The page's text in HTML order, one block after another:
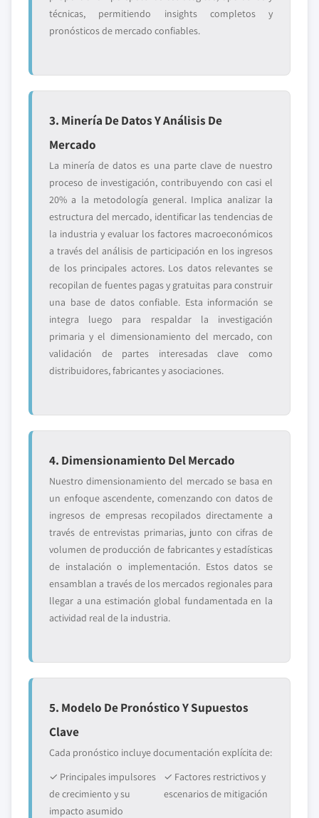
técnicas, permitiendo insights completos y
pronósticos de mercado confiables.
3. Minería De Datos Y Análisis De
Mercado
La minería de datos es una parte clave de nuestro
proceso de investigación, contribuyendo con casi el
20% a la metodología general. Implica analizar la
estructura del mercado, identificar las tendencias de
la industria y evaluar los factores macroeconómicos
a través del análisis de participación en los ingresos
de los principales actores. Los datos relevantes se
recopilan de fuentes pagas y gratuitas para construir
una base de datos confiable. Esta información se
integra luego para respaldar la investigación
primaria y el dimensionamiento del mercado, con
validación de partes interesadas clave como
distribuidores, fabricantes y asociaciones.
4. Dimensionamiento Del Mercado
Nuestro dimensionamiento del mercado se basa en
un enfoque ascendente, comenzando con datos de
ingresos de empresas recopilados directamente a
través de entrevistas primarias, junto con cifras de
volumen de producción de fabricantes y estadísticas
de instalación o implementación. Estos datos se
ensamblan a través de los mercados regionales para
llegar a una estimación global fundamentada en la
actividad real de la industria.
5. Modelo De Pronóstico Y Supuestos
Clave
Cada pronóstico incluye documentación explícita de:
✓ Principales impulsores
de crecimiento y su
impacto asumido
✓ Factores restrictivos y
escenarios de mitigación